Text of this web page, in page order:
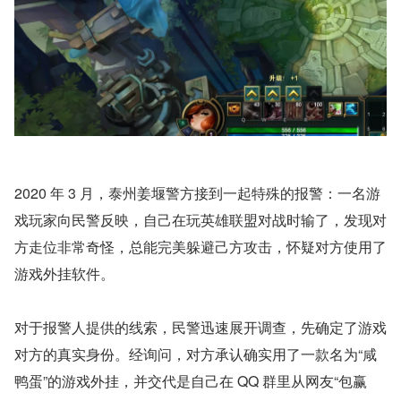
2020 年 3 月，泰州姜堰警方接到一起特殊的报警：一名游
戏玩家向民警反映，自己在玩英雄联盟对战时输了，发现对
方走位非常奇怪，总能完美躲避己方攻击，怀疑对方使用了
游戏外挂软件。
对于报警人提供的线索，民警迅速展开调查，先确定了游戏
对方的真实身份。经询问，对方承认确实用了一款名为“咸
鸭蛋”的游戏外挂，并交代是自己在 QQ 群里从网友“包赢